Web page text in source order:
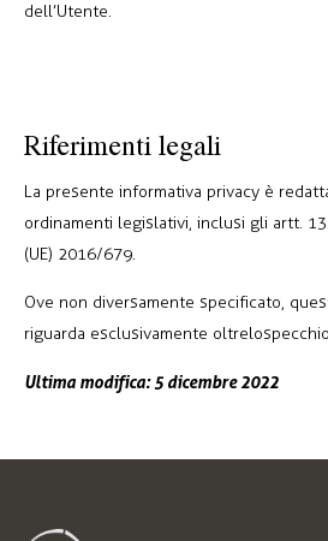
dell’Utente.
Riferimenti legali
La presente informativa privacy è
ordinamenti legislativi, inclusi gli artt.
(UE) 2016/679.
Ove non diversamente specificato,
riguarda esclusivamente
Ultima modifica: 5 dicembre 2022